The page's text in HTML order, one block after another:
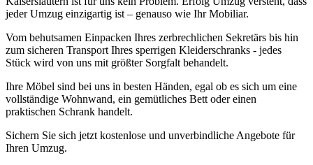
jeder Umzug einzigartig ist – genauso wie Ihr Mobiliar.
Vom behutsamen Einpacken Ihres zerbrechlichen Sekretärs bis hin
zum sicheren Transport Ihres sperrigen Kleiderschranks - jedes
Stück wird von uns mit größter Sorgfalt behandelt.
Ihre Möbel sind bei uns in besten Händen, egal ob es sich um eine
vollständige Wohnwand, ein gemütliches Bett oder einen
praktischen Schrank handelt.
Sichern Sie sich jetzt kostenlose und unverbindliche Angebote für
Ihren Umzug.